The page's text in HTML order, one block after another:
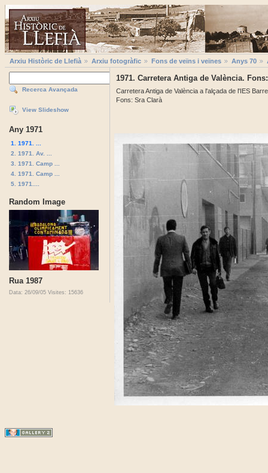
Arxiu Històric de Llefià Arxiu fotogràfic Fons de veïns i veïnes Anys 70
Recerca Avançada
View Slideshow
Any 1971
1. 1971. ...
2. 1971. Av. ...
3. 1971. Camp ...
4. 1971. Camp ...
5. 1971....
Random Image
Rua 1987
Data: 26/09/05 Visites: 15636
1971. Carretera Antiga de València.
Carretera Antiga de València a l'alçada de l'IES
Fons: Sra Clarà